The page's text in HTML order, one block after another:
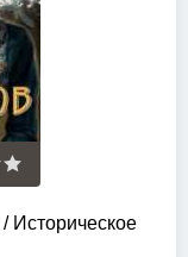
/ Историческое